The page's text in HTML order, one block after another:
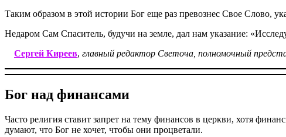
Таким образом в этой истории Бог еще раз превознес Свое Слово,
Недаром Сам Спаситель, будучи на земле, дал нам указание:
Сергей Киреев, главный редактор Светоча, полномочный
Бог над финансами
Часто религия ставит запрет на тему финансов в церкви, хотя
думают, что Бог не хочет, чтобы они процветали.